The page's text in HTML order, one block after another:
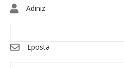
Adınız
Eposta